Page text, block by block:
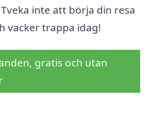
inte att börja din resa
vacker trappa idag!
gratis och utan